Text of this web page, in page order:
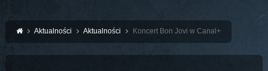
Aktualności Aktualności Koncert Bon Jovi w Canal+